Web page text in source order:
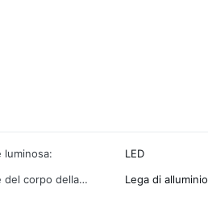
luminosa:
LED
del corpo della
Lega di alluminio